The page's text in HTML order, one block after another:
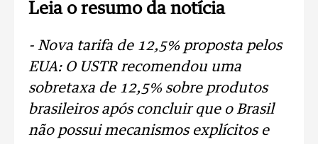
Leia o resumo da notícia
- Nova tarifa de 12,5% proposta pelos
EUA: O USTR recomendou uma
sobretaxa de 12,5% sobre produtos
brasileiros após concluir que o Brasil
não possui mecanismos explícitos e